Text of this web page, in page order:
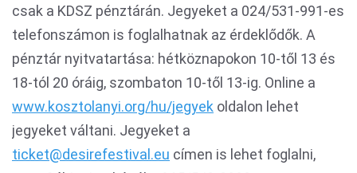
csak a KDSZ pénztárán. Jegyeket a 024/531-991-es
telefonszámon is foglalhatnak az érdeklődők. A
pénztár nyitvatartása: hétköznapokon 10-től 13 és
18-tól 20 óráig, szombaton 10-től 13-ig. Online a
www.kosztolanyi.org/hu/jegyek oldalon lehet
jegyeket váltani. Jegyeket a
ticket@desirefestival.eu címen is lehet foglalni,